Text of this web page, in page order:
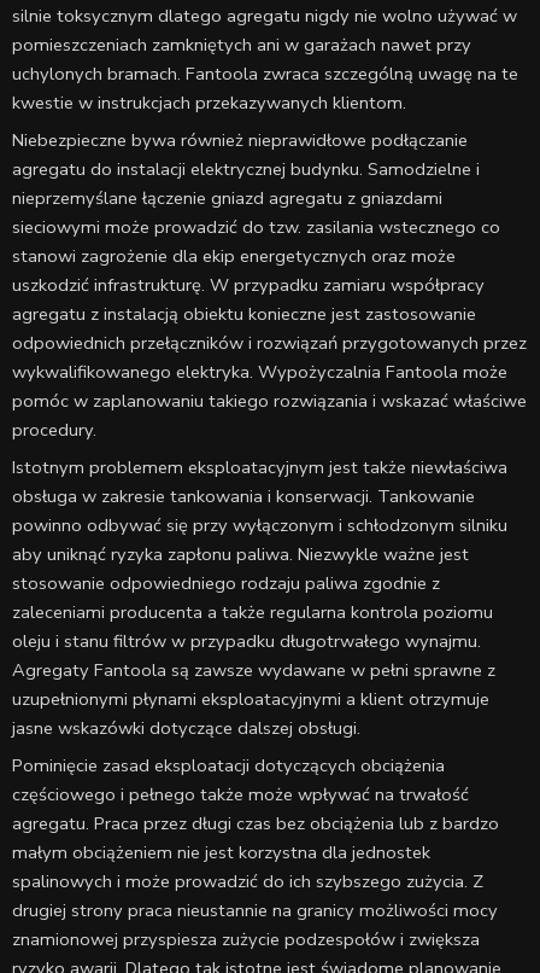
silnie toksycznym dlatego agregatu nigdy nie wolno używać w
pomieszczeniach zamkniętych ani w garażach nawet przy
uchylonych bramach. Fantoola zwraca szczególną uwagę na te
kwestie w instrukcjach przekazywanych klientom.
Niebezpieczne bywa również nieprawidłowe podłączanie
agregatu do instalacji elektrycznej budynku. Samodzielne i
nieprzemyślane łączenie gniazd agregatu z gniazdami
sieciowymi może prowadzić do tzw. zasilania wstecznego co
stanowi zagrożenie dla ekip energetycznych oraz może
uszkodzić infrastrukturę. W przypadku zamiaru współpracy
agregatu z instalacją obiektu konieczne jest zastosowanie
odpowiednich przełączników i rozwiązań przygotowanych przez
wykwalifikowanego elektryka. Wypożyczalnia Fantoola może
pomóc w zaplanowaniu takiego rozwiązania i wskazać właściwe
procedury.
Istotnym problemem eksploatacyjnym jest także niewłaściwa
obsługa w zakresie tankowania i konserwacji. Tankowanie
powinno odbywać się przy wyłączonym i schłodzonym silniku
aby uniknąć ryzyka zapłonu paliwa. Niezwykle ważne jest
stosowanie odpowiedniego rodzaju paliwa zgodnie z
zaleceniami producenta a także regularna kontrola poziomu
oleju i stanu filtrów w przypadku długotrwałego wynajmu.
Agregaty Fantoola są zawsze wydawane w pełni sprawne z
uzupełnionymi płynami eksploatacyjnymi a klient otrzymuje
jasne wskazówki dotyczące dalszej obsługi.
Pominięcie zasad eksploatacji dotyczących obciążenia
częściowego i pełnego także może wpływać na trwałość
agregatu. Praca przez długi czas bez obciążenia lub z bardzo
małym obciążeniem nie jest korzystna dla jednostek
spalinowych i może prowadzić do ich szybszego zużycia. Z
drugiej strony praca nieustannie na granicy możliwości mocy
znamionowej przyspiesza zużycie podzespołów i zwiększa